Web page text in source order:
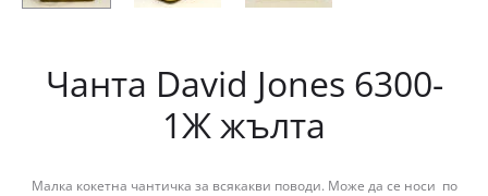
Чанта David Jones 6300-
1Ж жълта
Малка кокетна чантичка за всякакви поводи. Може да се носи по